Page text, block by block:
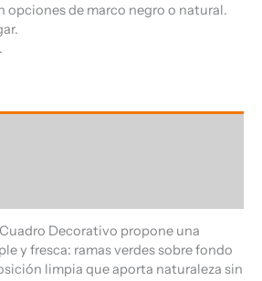
opciones de marco negro o natural.
Decorativo propone una
y fresca: ramas verdes sobre fondo
limpia que aporta naturaleza sin